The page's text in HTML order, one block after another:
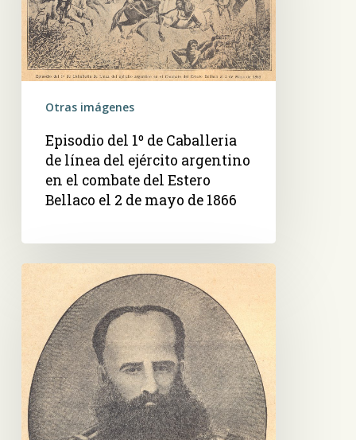
de
línea
del
ejército
argentino
combate
Estero
el
2
mayo
1866
Otras imágenes
Episodio del 1º de Caballeria
de línea del ejército argentino
en el combate del Estero
Bellaco el 2 de mayo de 1866
José
Vicente
Barrios.
Ministro
de
Guerra